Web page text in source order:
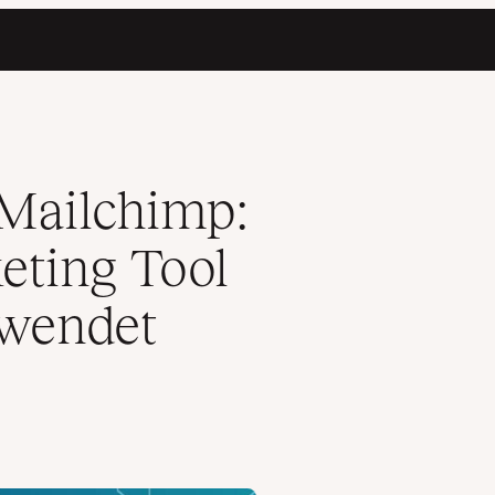
im Jahr 2024 verwendet werden?
Tool